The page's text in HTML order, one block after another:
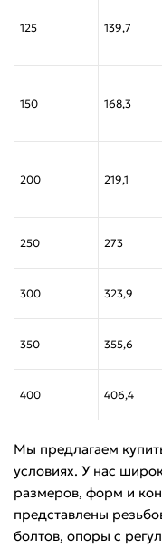
125 139,7
150 168,3
200 219,1
250 273
300 323,9
350 355,6
400 406,4
Мы предлагаем
условиях. У нас
размеров, форм и
представлены
болтов, опоры с